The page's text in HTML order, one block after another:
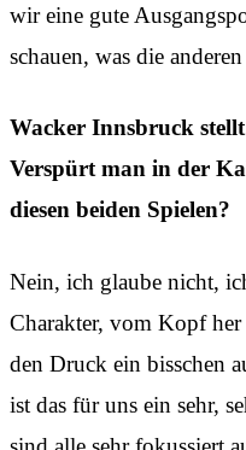
wir eine gute
schauen, was die
Wacker Innsbruck
Verspürt man in der
diesen beiden Spielen?
Nein, ich glaube nicht,
Charakter, vom Kopf
den Druck ein bisschen
ist das für uns ein sehr,